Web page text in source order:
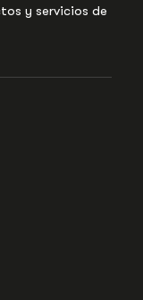
y servicios de